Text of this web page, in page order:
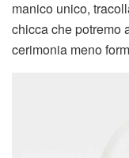
manico unico,
chicca che potremo
cerimonia meno